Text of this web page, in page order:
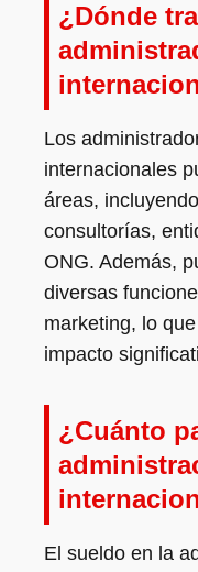
¿Dónde
Los
internacionales
áreas,
consultorías,
ONG. Además,
diversas
marketing, lo
impacto
¿Cuánto
El sueldo en la